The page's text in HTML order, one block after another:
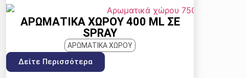
ΑΡΩΜΑΤΙΚΆ ΧΏΡΟΥ 400 ML ΣΕ
SPRAY
ΑΡΩΜΑΤΙΚΑ ΧΩΡΟΥ
Δείτε Περισσότερα